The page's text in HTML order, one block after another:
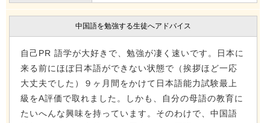
中国語を勉強する生徒へアドバイス
自己PR 語学が大好きで、勉強が凄く速いです。日本に
来る前にほぼ日本語ができない状態で（挨拶ほど一応
大丈夫でした）９ヶ月間をかけて日本語能力試験最上
級をA評価で取れました。しかも、自分の母語の教育に
たいへんな興味を持っています。そのわけで、中国語